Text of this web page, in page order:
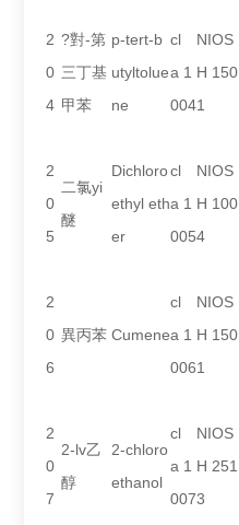
2
0
4
?對-第
三丁基
甲苯
p-tert-b
utyltolue
ne
cl
a 1
004
NIOS
H 150
1
2
0
5
二氯yi
醚
Dichloro
ethyl eth
er
cl
a 1
005
NIOS
H 100
4
2
0
6
異丙苯 Cumene
cl
a 1
006
NIOS
H 150
1
2
0
7
2-lv乙
醇
2-chloro
ethanol
cl
a 1
007
NIOS
H 251
3